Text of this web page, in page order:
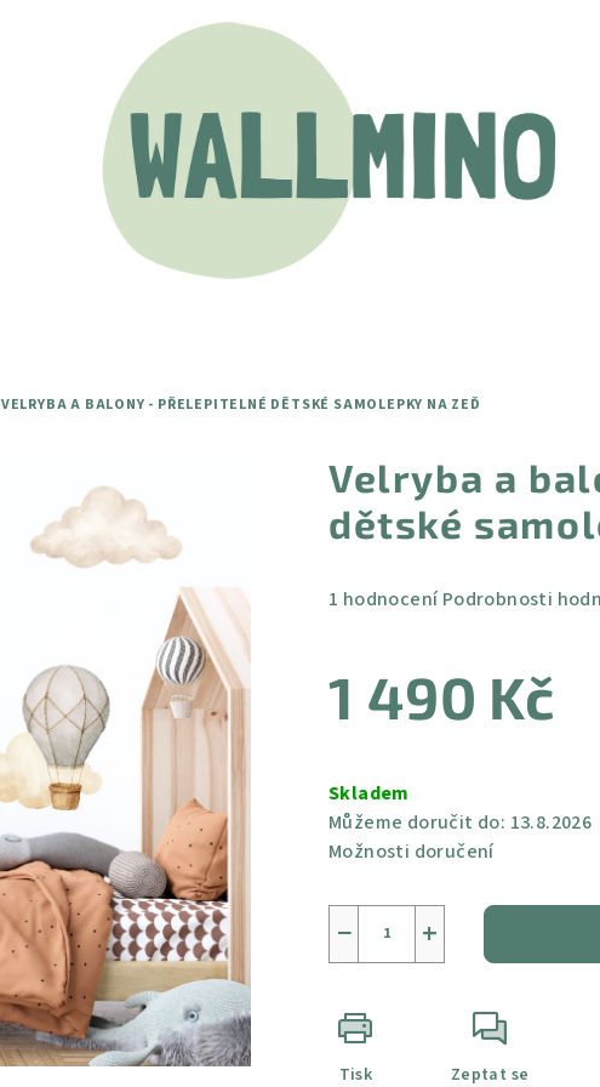
VELRYBA A BALONY - PŘELEPITELNÉ DĚTSKÉ SAMOLEPKY NA ZEĎ
Velryba a
dětské
Průměrné
je
5,0
hvězdiček.
1 hodnocení Podrobnosti
1 490 Kč
cena:
Skladem
Můžeme doručit do: 13.8.2026
Možnosti doručení
+
−
Tisk Zeptat se